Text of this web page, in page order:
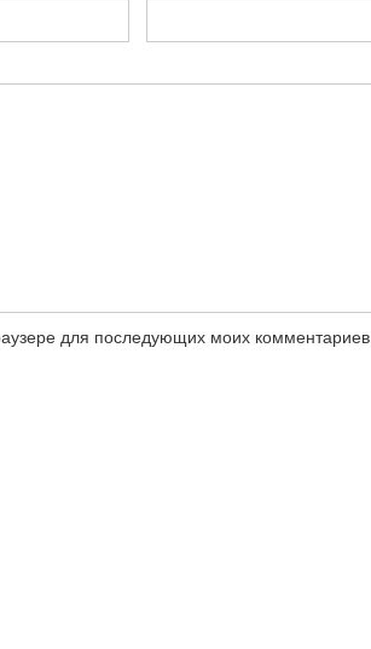
для последующих моих комментариев.